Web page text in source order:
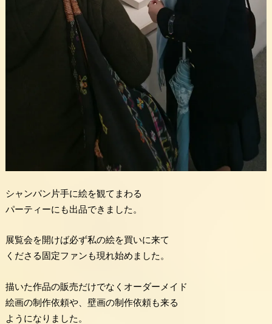
シャンパン片手に絵を観てまわる
パーティーにも出品できました。
展覧会を開けば必ず私の絵を買いに来て
くださる固定ファンも現れ始めました。
描いた作品の販売だけでなくオーダーメイド
絵画の制作依頼や、壁画の制作依頼も来る
ようになりました。